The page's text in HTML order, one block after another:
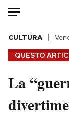
HOME
Italia
Politica
QUESTO
CULTURA
La